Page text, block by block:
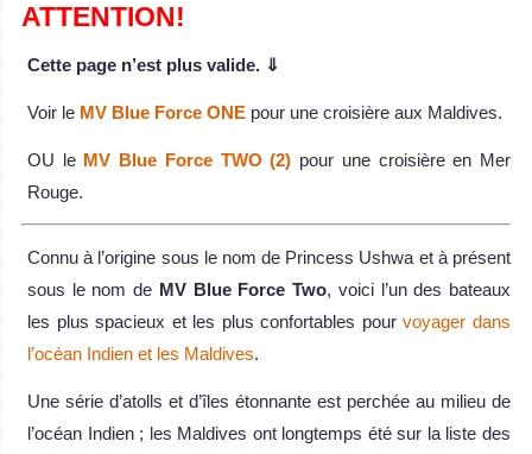
ATTENTION!
Cette page n’est plus valide. ⇓
Voir le MV Blue Force ONE pour une croisière aux Maldives.
OU le MV Blue Force TWO (2) pour une croisière en Mer
Rouge.
Connu à l’origine sous le nom de Princess Ushwa et à présent
sous le nom de MV Blue Force Two, voici l’un des bateaux
les plus spacieux et les plus confortables pourvoyager dans
l’océan Indien et les Maldives.
Une série d’atolls et d’îles étonnante est perchée au milieu de
l’océan Indien ; les Maldives ont longtemps été sur la liste des